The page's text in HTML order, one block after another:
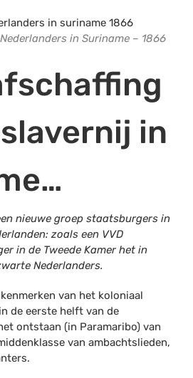
in Suriname – 1866
in
nieuwe groep staatsburgers in
zoals een VVD
in de Tweede Kamer het in
Nederlanders.
van het koloniaal
de eerste helft van de
ontstaan (in Paramaribo) van
van ambachtslieden,